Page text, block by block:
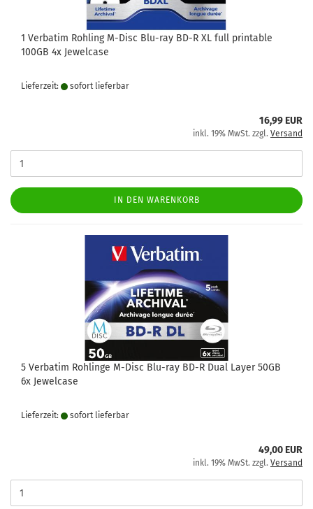
1 Verbatim Rohling M-Disc Blu-ray BD-R XL full printable
100GB 4x Jewelcase
Lieferzeit: sofort lie­fer­bar
16,99 EUR
inkl. 19% MwSt. zzgl. Versand
IN DEN WARENKORB
5 Verbatim Rohlinge M-Disc Blu-ray BD-R Dual Layer 50GB
6x Jewelcase
Lieferzeit: sofort lie­fer­bar
49,00 EUR
inkl. 19% MwSt. zzgl. Versand